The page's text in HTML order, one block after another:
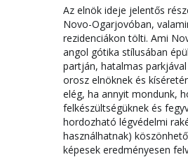
Az elnök ideje jelentős
Novo-Ogarjovóban,
rezidenciákon tölti. Ami
angol gótika stílusában
partján, hatalmas
orosz elnöknek és
elég, ha annyit mondunk,
felkészültségüknek és
hordozható légvédelmi
használhatnak)
képesek eredményesen